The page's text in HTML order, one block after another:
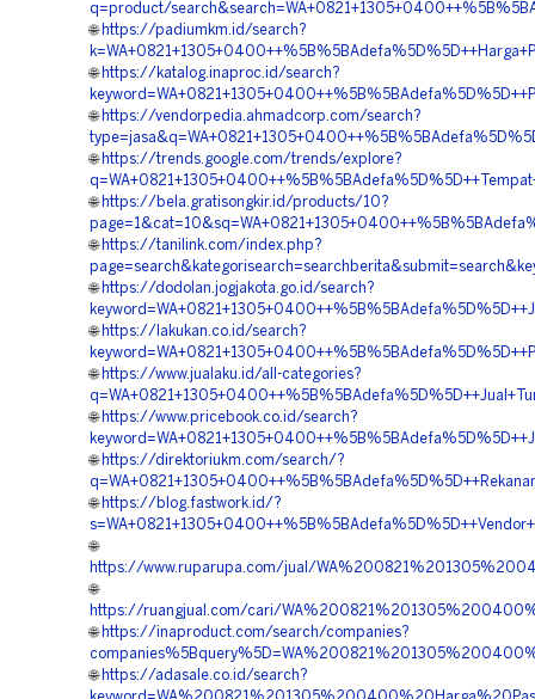
q=product/
🌐 https://padiumkm.id/search?
🌐 https://katalog.inaproc.id/search?
🌐 https://vendorpedia.ahmadcorp.com/search?
🌐 https://trends.google.com/trends/explore?
🌐 https://bela.gratisongkir.id/products/10?
🌐 https://tanilink.com/index.php?
🌐 https://dodolan.jogjakota.go.id/search?
🌐 https://lakukan.co.id/search?
🌐 https://www.jualaku.id/all-categories?
🌐 https://www.pricebook.co.id/search?
🌐 https://direktoriukm.com/search/?
🌐 https://blog.fastwork.id/?
🌐
https://www.ruparupa.com/jual/
🌐
https://ruangjual.com/cari/
🌐 https://inaproduct.com/search/companies?
🌐 https://adasale.co.id/search?